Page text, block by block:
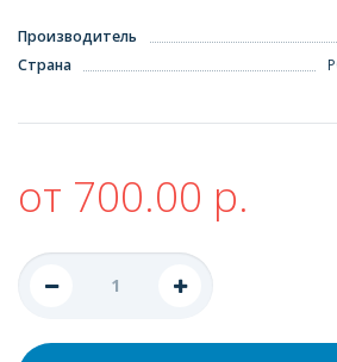
Производитель
Страна
от 700.00 р.